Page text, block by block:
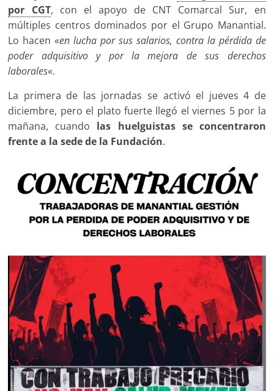
por CGT, con el apoyo de CNT Comarcal Sur, en
múltiples centros dominados por el Grupo Manantial.
Lo hacen «en lucha por sus salarios, contra la pérdida de
poder adquisitivo y por la mejora de sus derechos
laborales«.
La primera de las jornadas se activó el jueves 4 de
diciembre, pero el plato fuerte llegó el viernes 5 por la
mañana, cuando las huelguistas se concentraron
frente a la sede de la Fundación.